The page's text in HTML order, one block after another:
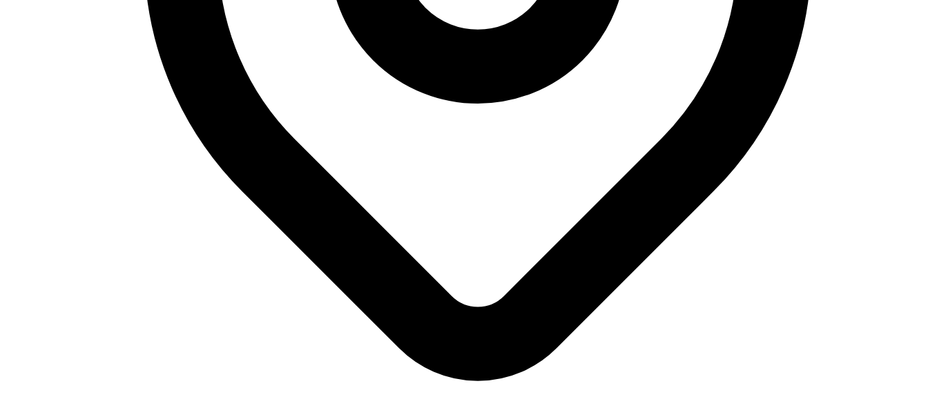
Đọc Giả, bậc thầy tư duy đọc sách với hơn một thập kỷ kinh nghiệm, đã truyền cảm hứng cho hàng ngàn người qua những bài viết sắc sảo tại Sử Sách.
Xem tất cả bài viết của tác giả